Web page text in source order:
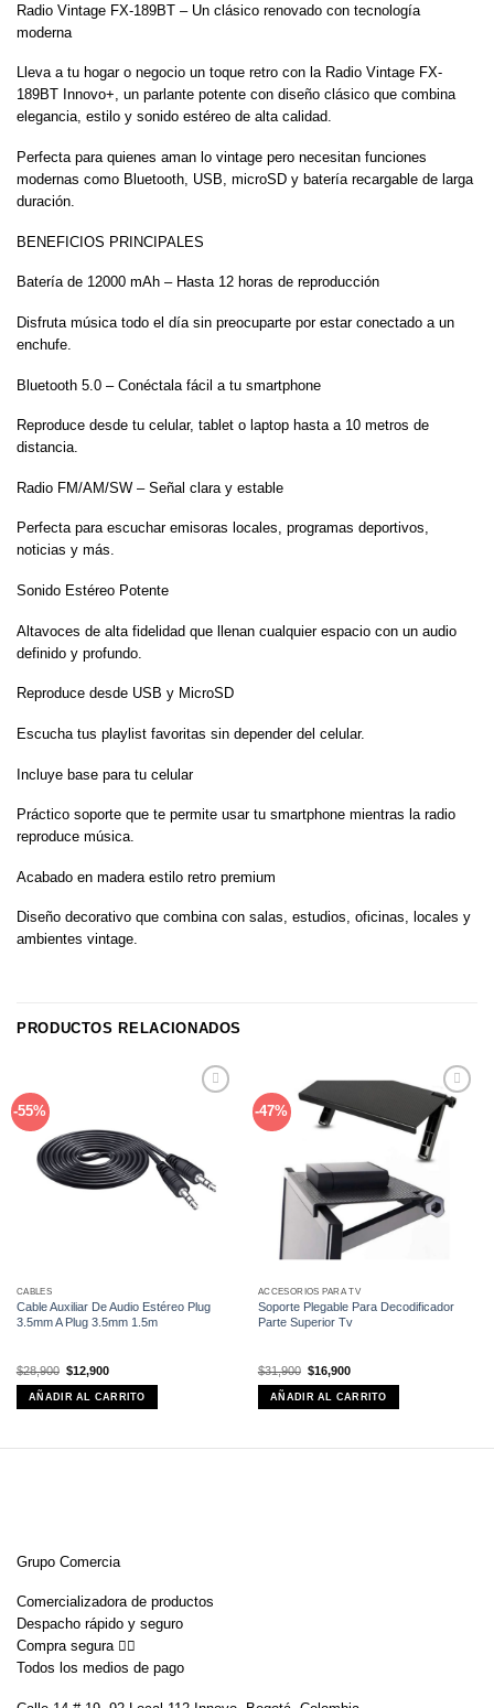
Radio Vintage FX-189BT – Un clásico renovado con tecnología
moderna
Lleva a tu hogar o negocio un toque retro con la Radio Vintage FX-
189BT Innovo+, un parlante potente con diseño clásico que combina
elegancia, estilo y sonido estéreo de alta calidad.
Perfecta para quienes aman lo vintage pero necesitan funciones
modernas como Bluetooth, USB, microSD y batería recargable de larga
duración.
BENEFICIOS PRINCIPALES
Batería de 12000 mAh – Hasta 12 horas de reproducción
Disfruta música todo el día sin preocuparte por estar conectado a un
enchufe.
Bluetooth 5.0 – Conéctala fácil a tu smartphone
Reproduce desde tu celular, tablet o laptop hasta a 10 metros de
distancia.
Radio FM/AM/SW – Señal clara y estable
Perfecta para escuchar emisoras locales, programas deportivos,
noticias y más.
Sonido Estéreo Potente
Altavoces de alta fidelidad que llenan cualquier espacio con un audio
definido y profundo.
Reproduce desde USB y MicroSD
Escucha tus playlist favoritas sin depender del celular.
Incluye base para tu celular
Práctico soporte que te permite usar tu smartphone mientras la radio
reproduce música.
Acabado en madera estilo retro premium
Diseño decorativo que combina con salas, estudios, oficinas, locales y
ambientes vintage.
PRODUCTOS RELACIONADOS
-55%
CABLES
Cable Auxiliar De Audio Estéreo Plug
3.5mm A Plug 3.5mm 1.5m
$28,900 El
precio
original
era:
$28,900.
$12,900El
actual
es:
$12,900.
AÑADIR AL CARRITO
-47%
Añadir
a la
lista de
deseos
ACCESORIOS PARA TV
Soporte Plegable Para Decodificador
Parte Superior Tv
$31,900 El
precio
original
era:
$31,900.
$16,900El
actual
es:
$16,900.
AÑADIR AL CARRITO
Grupo Comercia
Comercializadora de productos
Despacho rápido y seguro
Compra segura 👇🏼
Todos los medios de pago